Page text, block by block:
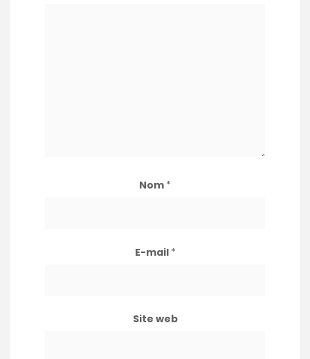
Nom *
E-mail *
Site web